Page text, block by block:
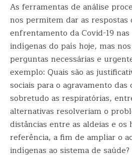
As ferramentas de análise
nos permitem dar as respostas
enfrentamento da Covid-19
indígenas do país hoje, mas
perguntas necessárias e
exemplo: Quais são as
sociais para o agravamento das
sobretudo as respiratórias,
alternativas resolveriam o
distâncias entre as aldeias e os
referência, a fim de ampliar o
indígenas ao sistema de